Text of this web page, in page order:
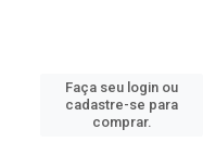
Faça seu login ou
cadastre-se para
comprar.